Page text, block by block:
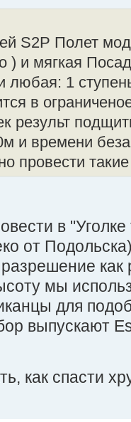
S2Р Полет
) и мягкая
любая: 1
в
результ
и времени
провести такие
в "Уголке
от
мы
для
выпускают
как спасти